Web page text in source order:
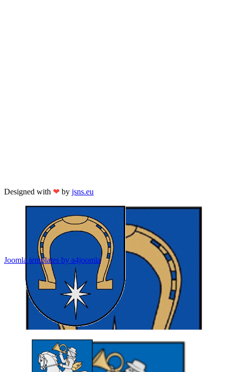
Designed with ❤ by jsns.eu
Joomla templates by a4joomla